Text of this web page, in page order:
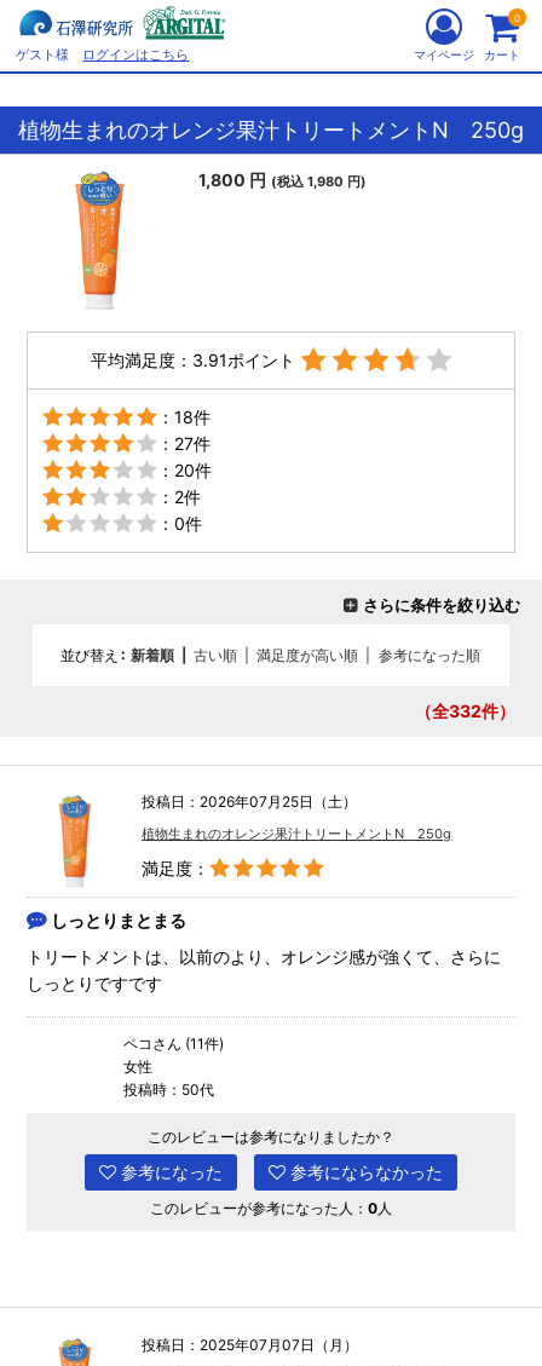
ゲスト様 ログインはこちら マイページ カート
0
植物生まれのオレンジ果汁トリートメントN 250g
1,800 円 (税込 1,980 円)
平均満足度：3.91ポイント
：18件
：27件
：20件
：2件
：0件
さらに条件を絞り込む
並び替え 新着順 古い順 満足度が高い順 参考になった順
（全332件）
投稿日：2026年07月25日（土）
植物生まれのオレンジ果汁トリートメントN 250g
満足度：
しっとりまとまる
トリートメントは、以前のより、オレンジ感が強くて、さらに
しっとりですです
ペコさん (11件)
女性
投稿時：50代
このレビューは参考になりましたか？
参考になった 参考にならなかった
このレビューが参考になった人： 0 人
投稿日：2025年07月07日（月）